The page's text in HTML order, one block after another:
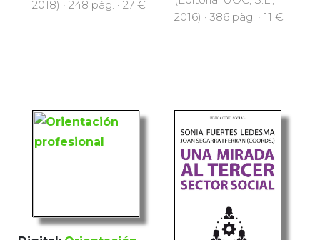
2018) · 248 pàg. · 27 €
2016) · 386 pàg. · 11 €